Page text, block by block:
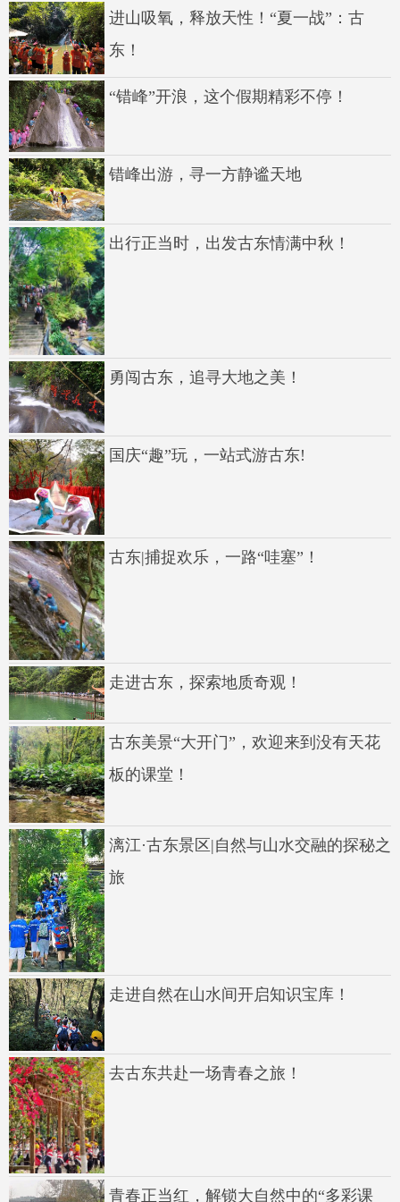
进山吸氧，释放天性！“夏一战”：古
东！
“错峰”开浪，这个假期精彩不停！
错峰出游，寻一方静谧天地
出行正当时，出发古东情满中秋！
勇闯古东，追寻大地之美！
国庆“趣”玩，一站式游古东!
古东|捕捉欢乐，一路“哇塞”！
走进古东，探索地质奇观！
古东美景“大开门”，欢迎来到没有天花
板的课堂！
漓江·古东景区|自然与山水交融的探秘之
旅
走进自然在山水间开启知识宝库！
去古东共赴一场青春之旅！
青春正当红，解锁大自然中的“多彩课